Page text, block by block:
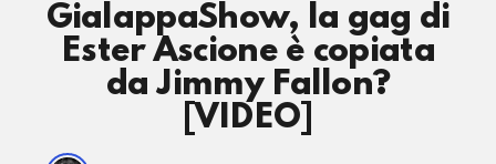
GialappaShow, la gag di
Ester Ascione è copiata
da Jimmy Fallon?
[VIDEO]